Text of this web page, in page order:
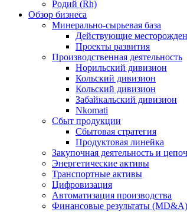
Родий (Rh)
Обзор бизнеса
Минерально-сырьевая база
Действующие
Проекты развития
Производственная деятельность
Норильский дивизион
Кольский дивизион
Кольский дивизион
Забайкальский дивизион
Nkomati
Сбыт продукции
Сбытовая стратегия
Продуктовая линейка
Закупочная деятельность и
Энергетические активы
Транспортные активы
Цифровизация
Автоматизация производства
Финансовые результаты (MD&A)